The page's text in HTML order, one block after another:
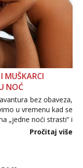
MUŠKARCI
NOĆ
bez obaveza,
u vremenu kad se
„jedne noći strasti“ i
misle žene, a što
Pročitaj više